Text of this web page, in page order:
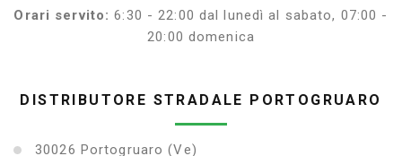
Orari servito: 6:30 - 22:00 dal lunedì al sabato, 07:00 -
20:00 domenica
DISTRIBUTORE STRADALE PORTOGRUARO
30026 Portogruaro (Ve)